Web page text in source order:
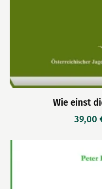
Wie einst
39,00